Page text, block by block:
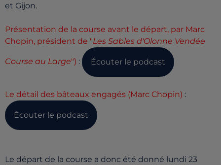
et Gijon.
Présentation de la course avant le départ, par Marc
Chopin, président de "Les Sables d'Olonne Vendée
Course au Large") : Écouter le podcast
Le détail des bâteaux engagés (Marc Chopin) :
Écouter le podcast
Le départ de la course a donc été donné lundi 23